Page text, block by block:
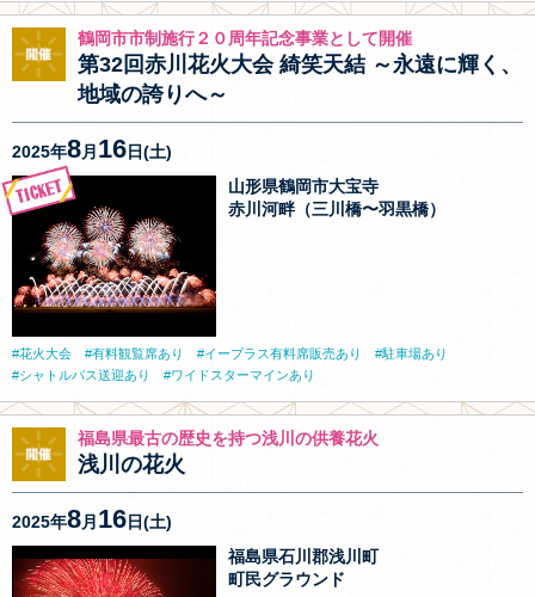
鶴岡市市制施行２０周年記念事業として開催
第32回赤川花火大会 綺笑天結 ～永遠に輝く、
地域の誇りへ～
2025年8月 16日(土)
山形県鶴岡市大宝寺
赤川河畔（三川橋〜羽黒橋）
花火大会 有料観覧席あり イープラス有料席販売あり
駐車場あり
シャトルバス送迎あり
ワイドスターマインあり
福島県最古の歴史を持つ浅川の供養花火
浅川の花火
2025年8月 16日(土)
福島県石川郡浅川町
町民グラウンド